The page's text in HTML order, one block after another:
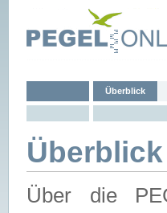
Überblick
Überblick
Über die